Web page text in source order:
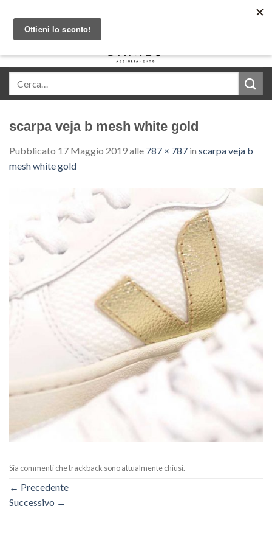
content
scarpa veja b mesh white gold
Pubblicato 17 Maggio 2019alle 787 × 787 in scarpa veja b
mesh white gold
Sia commenti che trackback sono attualmente chiusi.
← Precedente
Successivo →